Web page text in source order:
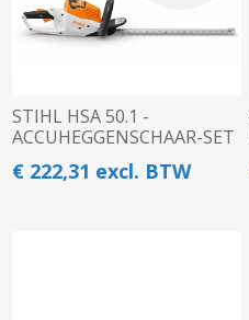
STIHL HSA 50.1 -
ACCUHEGGENSCHAAR-SET
€ 222,31 excl. BTW